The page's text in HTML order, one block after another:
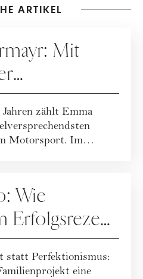
ARTIKEL
Mit
zählt Emma
Motorsport. Im
Wie
Erfolgsrezept
statt Perfektionismus:
eine